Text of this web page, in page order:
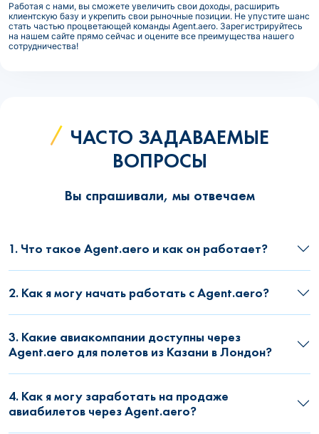
Работая с нами, вы сможете увеличить свои доходы, расширить
клиентскую базу и укрепить свои рыночные позиции. Не упустите шанс
стать частью процветающей команды Agent.aero. Зарегистрируйтесь
на нашем сайте прямо сейчас и оцените все преимущества нашего
сотрудничества!
ЧАСТО ЗАДАВАЕМЫЕ
ВОПРОСЫ
Вы спрашивали, мы отвечаем
1. Что такое Agent.aero и как он работает?
2. Как я могу начать работать с Agent.aero?
3. Какие авиакомпании доступны через
Agent.aero для полетов из Казани в Лондон?
4. Как я могу заработать на продаже
авиабилетов через Agent.aero?